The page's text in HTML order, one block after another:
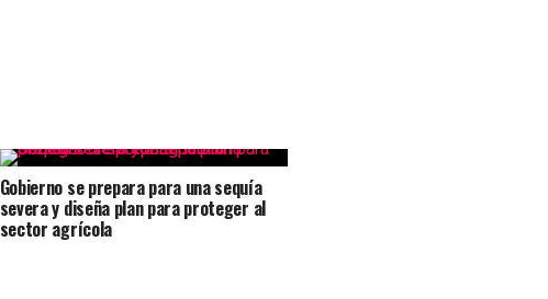
Gobierno se prepara para una sequía
severa y diseña plan para proteger al
sector agrícola